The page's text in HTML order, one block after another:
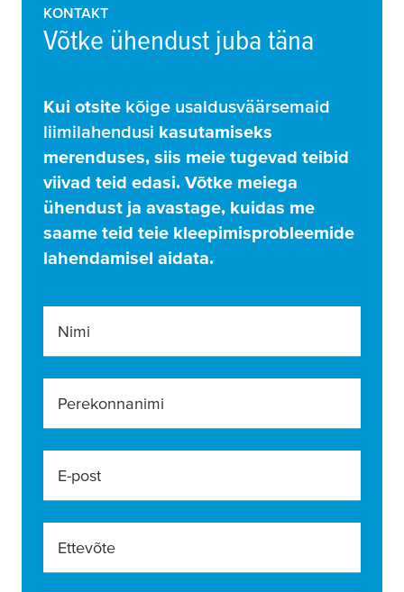
KONTAKT
Võtke ühendust juba täna
Kui otsite kõige usaldusväärsemaid
liimilahendusi kasutamiseks
merenduses, siis meie tugevad teibid
viivad teid edasi. Võtke meiega
ühendust ja avastage, kuidas me
saame teid teie kleepimisprobleemide
lahendamisel aidata.
Nimi
Perekonnanimi
E-post
Ettevõte